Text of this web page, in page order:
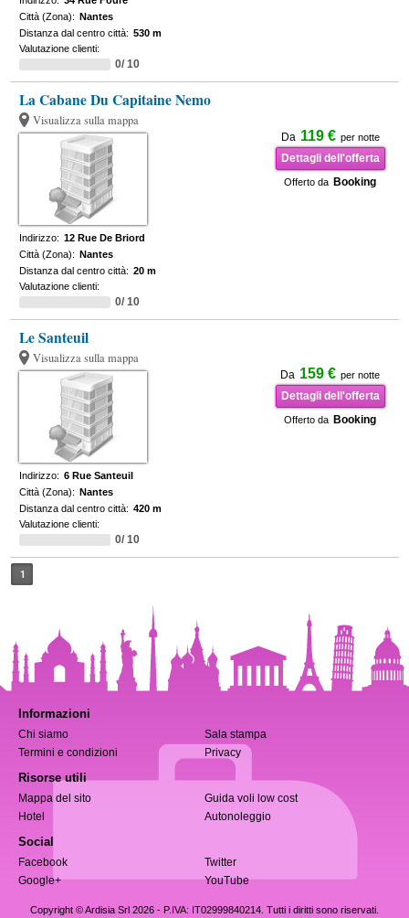
Città (Zona): Nantes
Distanza dal centro città: 530 m
Valutazione clienti:
0/ 10
La Cabane Du Capitaine Nemo
Visualizza sulla mappa
Da 119 € per notte
Dettagli dell'offerta
Offerto da Booking
Indirizzo: 12 Rue De Briord
Città (Zona): Nantes
Distanza dal centro città: 20 m
Valutazione clienti:
0/ 10
Le Santeuil
Visualizza sulla mappa
Da 159 € per notte
Dettagli dell'offerta
Offerto da Booking
Indirizzo: 6 Rue Santeuil
Città (Zona): Nantes
Distanza dal centro città: 420 m
Valutazione clienti:
0/ 10
1
Informazioni
Chi siamo
Sala stampa
Termini e condizioni
Privacy
Risorse utili
Mappa del sito
Guida voli low cost
Hotel
Autonoleggio
Social
Facebook
Twitter
Google+
YouTube
Copyright © Ardisia Srl 2026 - P.IVA: IT02999840214. Tutti i diritti sono riservati.